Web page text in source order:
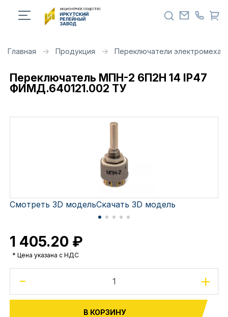
Главная Продукция Переключатели
Переключатель МПН-2 6П2Н 14 IP47
ФИМД.640121.002 ТУ
Смотреть 3D модельСкачать 3D модель
1 405.20 ₽
* Цена указана с НДС
- +
В КОРЗИНУ